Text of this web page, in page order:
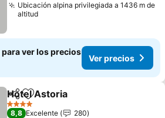
Ubicación alpina privilegiada a 1436 m de
altitud
ver los precios
Ver precios
CompartirAñadir a favoritos
Hotel Astoria
4 Estrellas
8,8 Excelente
280